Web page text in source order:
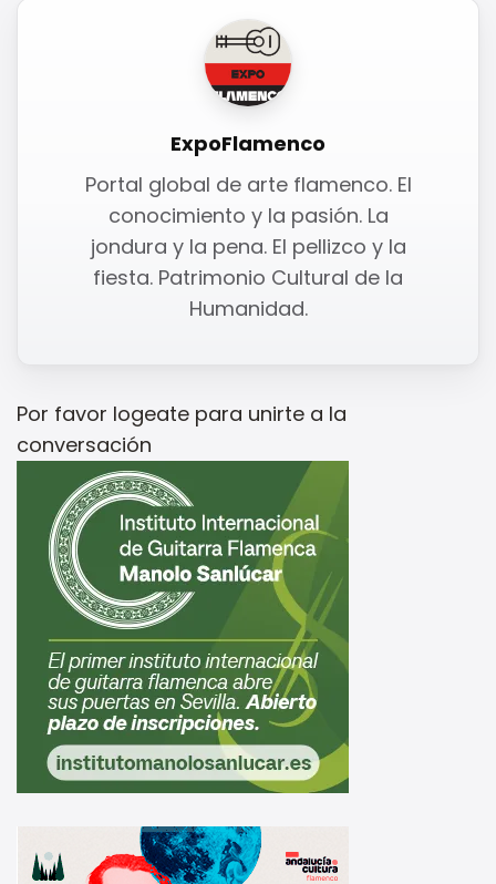
ExpoFlamenco
Portal global de arte flamenco. El
conocimiento y la pasión. La
jondura y la pena. El pellizco y la
fiesta. Patrimonio Cultural de la
Humanidad.
Por favor logeate para unirte a la
conversación